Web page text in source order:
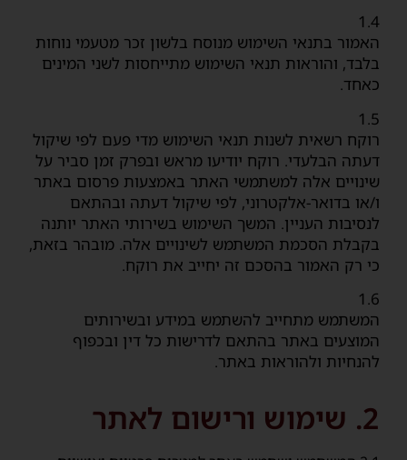
1.4
האמור בתנאי השימוש מנוסח בלשון זכר מטעמי נוחות
בלבד, והוראות תנאי השימוש מתייחסות לשני המינים
כאחד.
1.5
רוקח רשאית לשנות תנאי השימוש מדי פעם לפי שיקול
דעתה הבלעדי. רוקח יודיעו מראש ובפרק זמן סביר על
שינויים אלה למשתמשי האתר באמצעות פרסום באתר
ו/או בדואר-אלקטרוני, לפי שיקול דעתה ובהתאם
לנסיבות העניין. המשך השימוש בשירותי האתר יותנה
בקבלת הסכמת המשתמש לשינויים אלה. מובהר בזאת,
כי רק האמור בהסכם זה יחייב את רוקח.
1.6
המשתמש מתחייב להשתמש במידע ובשירותים
המוצעים באתר בהתאם לדרישות כל דין ובכפוף
להנחיות ולהוראות באתר.
2. שימוש ורישום לאתר